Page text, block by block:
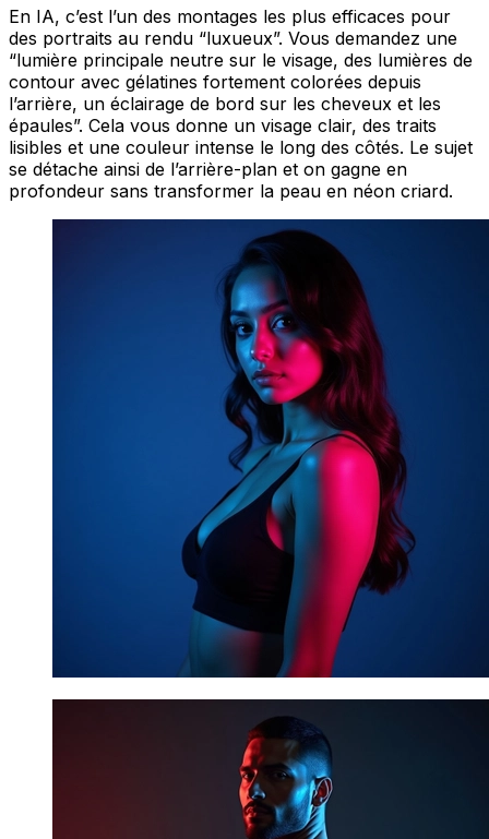
En IA, c’est l’un des montages les plus efficaces pour
des portraits au rendu “luxueux”. Vous demandez une
“lumière principale neutre sur le visage, des lumières de
contour avec gélatines fortement colorées depuis
l’arrière, un éclairage de bord sur les cheveux et les
épaules”. Cela vous donne un visage clair, des traits
lisibles et une couleur intense le long des côtés. Le sujet
se détache ainsi de l’arrière-plan et on gagne en
profondeur sans transformer la peau en néon criard.